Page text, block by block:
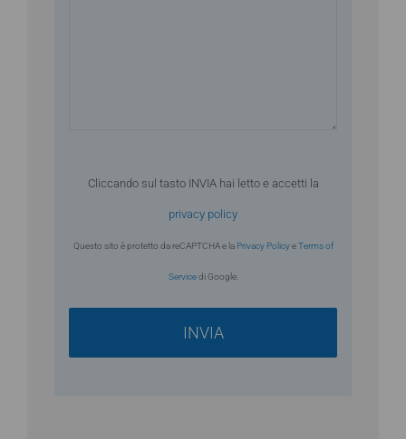
Cliccando sul tasto INVIA hai letto e accetti la
privacy policy
Questo sito è protetto da reCAPTCHA e la Privacy PolicyeTerms of
Servicedi Google.